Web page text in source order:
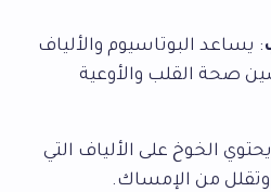
: يساعد البوتاسيوم والألياف
صحة القلب والأوعية
الخوخ على الألياف التي
وتقلل من الإمساك.